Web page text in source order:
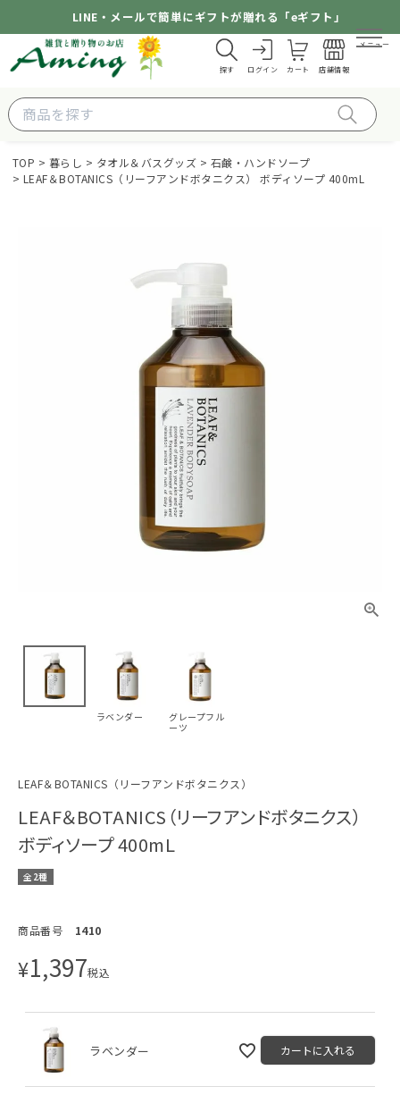
LINE・メールで簡単にギフトが贈れる「eギフト」
探す ログイン カート 店舗情報
メニュー
TOP 暮らし タオル＆バスグッズ
石鹸・ハンドソープ
LEAF＆BOTANICS（リーフアンドボタニクス） ボディソープ 400mL
ラベンダー
グレープフル
ーツ
LEAF＆BOTANICS（リーフアンドボタニクス）
LEAF＆BOTANICS（リーフアンドボタニクス）
ボディソープ 400mL
全2種
商品番号 1410
¥1,397税込
ラベンダー カートに入れる